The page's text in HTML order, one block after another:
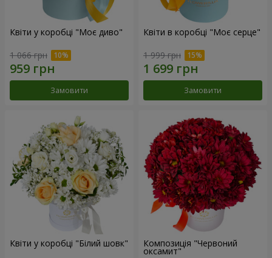
Квіти у коробці "Моє диво"
1 066 грн
Замовити
Квіти в коробці "Моє серце"
1 999 грн
Замовити
Квіти у коробці "Білий шовк" Композиція "Червоний
оксамит"